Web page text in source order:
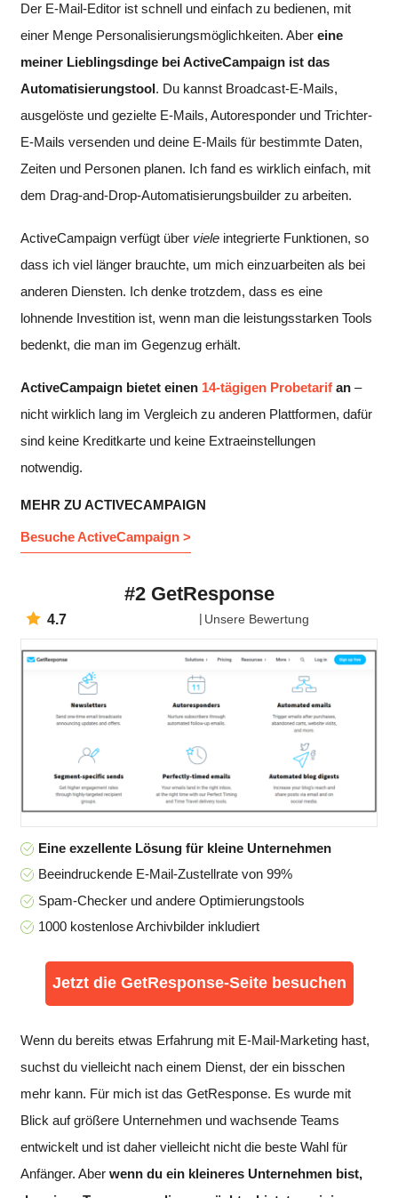
Der E-Mail-Editor ist schnell und einfach zu bedienen, mit
einer Menge Personalisierungsmöglichkeiten. Aber eine
meiner Lieblingsdinge bei ActiveCampaign ist das
Automatisierungstool. Du kannst Broadcast-E-Mails,
ausgelöste und gezielte E-Mails, Autoresponder und Trichter-
E-Mails versenden und deine E-Mails für bestimmte Daten,
Zeiten und Personen planen. Ich fand es wirklich einfach, mit
dem Drag-and-Drop-Automatisierungsbuilder zu arbeiten.
ActiveCampaign verfügt über viele integrierte Funktionen, so
dass ich viel länger brauchte, um mich einzuarbeiten als bei
anderen Diensten. Ich denke trotzdem, dass es eine
lohnende Investition ist, wenn man die leistungsstarken Tools
bedenkt, die man im Gegenzug erhält.
ActiveCampaign bietet einen 14-tägigen Probetarif an –
nicht wirklich lang im Vergleich zu anderen Plattformen, dafür
sind keine Kreditkarte und keine Extraeinstellungen
notwendig.
MEHR ZU ACTIVECAMPAIGN
Besuche ActiveCampaign >
#2 GetResponse
4.7 Unsere Bewertung
Eine exzellente Lösung für kleine Unternehmen
Beeindruckende E-Mail-Zustellrate von 99%
Spam-Checker und andere Optimierungstools
1000 kostenlose Archivbilder inkludiert
Jetzt die GetResponse-Seite besuchen
Wenn du bereits etwas Erfahrung mit E-Mail-Marketing hast,
suchst du vielleicht nach einem Dienst, der ein bisschen
mehr kann. Für mich ist das GetResponse. Es wurde mit
Blick auf größere Unternehmen und wachsende Teams
entwickelt und ist daher vielleicht nicht die beste Wahl für
Anfänger. Aber wenn du ein kleineres Unternehmen bist,